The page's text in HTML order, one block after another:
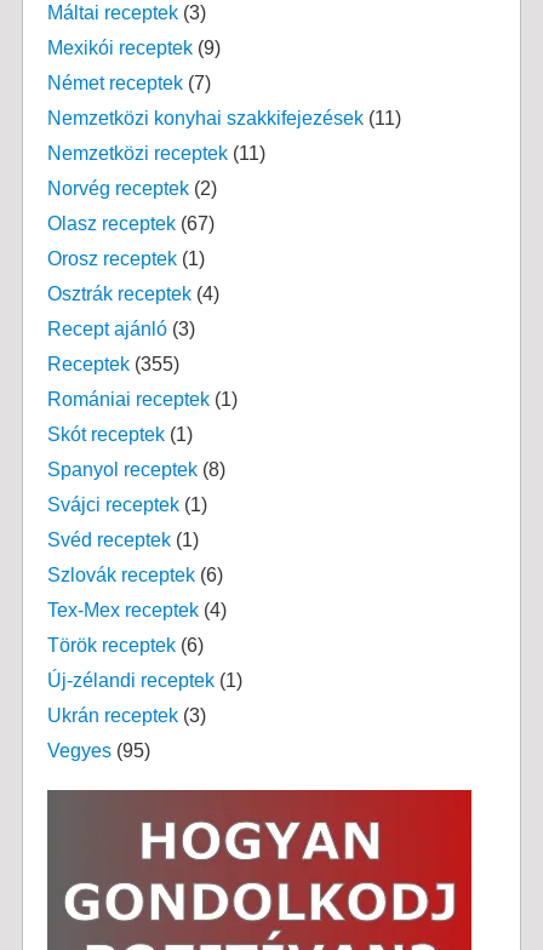
Máltai receptek(3)
Mexikói receptek(9)
Német receptek(7)
Nemzetközi konyhai szakkifejezések(11)
Nemzetközi receptek(11)
Norvég receptek(2)
Olasz receptek(67)
Orosz receptek(1)
Osztrák receptek(4)
Recept ajánló(3)
Receptek(355)
Romániai receptek(1)
Skót receptek(1)
Spanyol receptek(8)
Svájci receptek(1)
Svéd receptek(1)
Szlovák receptek(6)
Tex-Mex receptek(4)
Török receptek(6)
Új-zélandi receptek(1)
Ukrán receptek(3)
Vegyes(95)